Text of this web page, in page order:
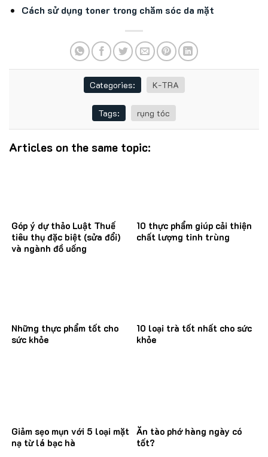
Cách sử dụng toner trong chăm sóc da mặt
Categories: K-TRA
Tags: rụng tóc
Articles on the same topic:
Góp ý dự thảo Luật Thuế
tiêu thụ đặc biệt (sửa đổi)
và ngành đồ uống
10 thực phẩm giúp cải thiện
chất lượng tinh trùng
Những thực phẩm tốt cho
sức khỏe
10 loại trà tốt nhất cho sức
khỏe
Giảm sẹo mụn với 5 loại mặt
nạ từ lá bạc hà
Ăn tào phớ hàng ngày có
tốt?